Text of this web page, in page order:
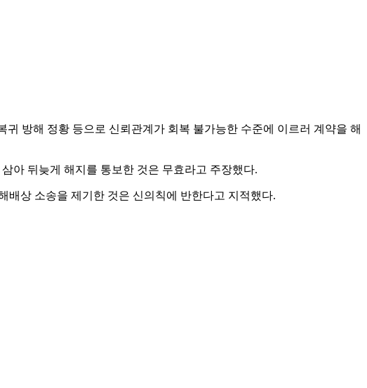
방해 정황 등으로 신뢰관계가 회복 불가능한 수준에 이르러 계약을 해
아 뒤늦게 해지를 통보한 것은 무효라고 주장했다.
상 소송을 제기한 것은 신의칙에 반한다고 지적했다.